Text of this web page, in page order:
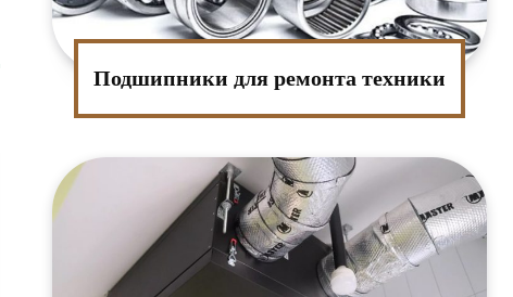
Подшипники для ремонта техники